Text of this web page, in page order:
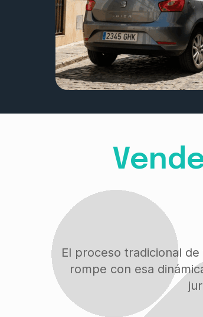
El proceso tradicional de
rompe con esa